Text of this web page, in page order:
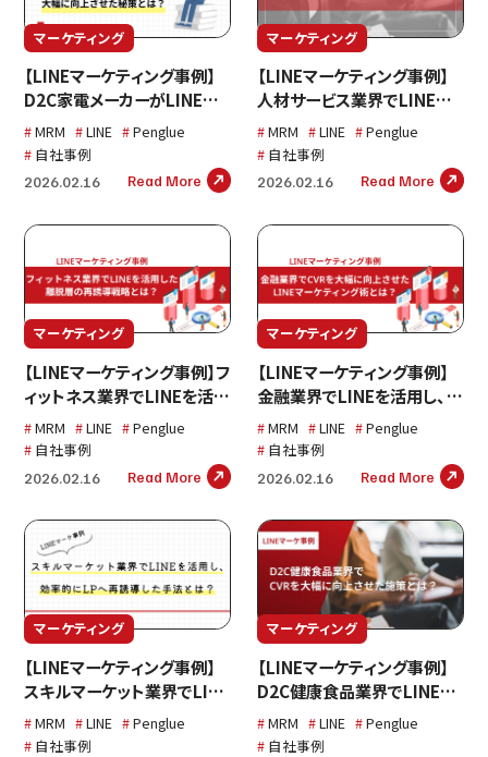
マーケティング
【LINEマーケティング事例】
D2C家電メーカーがLINEを
活用し、CVR22.22％向上さ
せた離脱層を高い転換率で
顧客化した秘策とは？
MRM LINE
Penglue
自社事例
2026.02.16 Read More
マーケティング
【LINEマーケティング事例】
人材サービス業界でLINEを
活用し、最大CVR9.05%を記
録した最新の離脱防止策を
MRM LINE
Penglue
自社事例
2026.02.16 Read More
マーケティング
【LINEマーケティング事例】フ
ィットネス業界でLINEを活用
し、LP遷移率 80.6%・CTR
8.52%を記録した離脱層の
MRM LINE
Penglue
自社事例
2026.02.16 Read More
マーケティング
【LINEマーケティング事例】
金融業界でLINEを活用し、
CVR4.12%引き上げたマーケ
ティング術とは？
MRM LINE
Penglue
自社事例
2026.02.16 Read More
マーケティング
【LINEマーケティング事例】
スキルマーケット業界でLINE
を活用し、離脱ユーザーを効
率的にLPへ再誘導した手法
MRM LINE
Penglue
自社事例
マーケティング
【LINEマーケティング事例】
D2C健康食品業界でLINEを
活用し、CVRを約20%向上さ
せた施策を徹底解説
MRM LINE
Penglue
自社事例